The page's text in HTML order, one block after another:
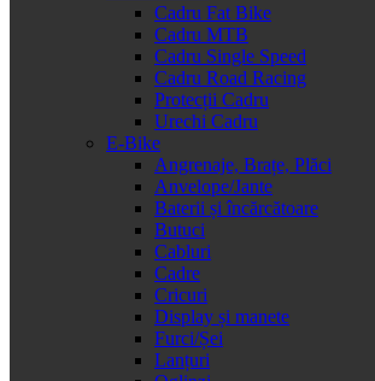
Cadru Fat Bike
Cadru MTB
Cadru Single Speed
Cadru Road Racing
Protecții Cadru
Urechi Cadru
E-Bike
Angrenaje, Brațe, Plăci
Anvelope/Jante
Baterii și încărcătoare
Butuci
Cabluri
Cadre
Cricuri
Display și manete
Furci/Șei
Lanțuri